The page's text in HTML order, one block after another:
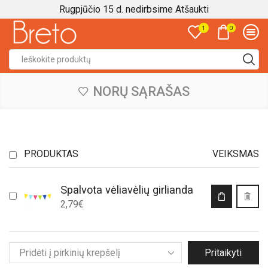
Rugpjūčio 15 d. nedirbsime Atšaukti
1 0
NORŲ SĄRAŠAS
PRODUKTAS VEIKSMAS
Spalvota vėliavėlių girlianda
2,79€
Pritaikyti